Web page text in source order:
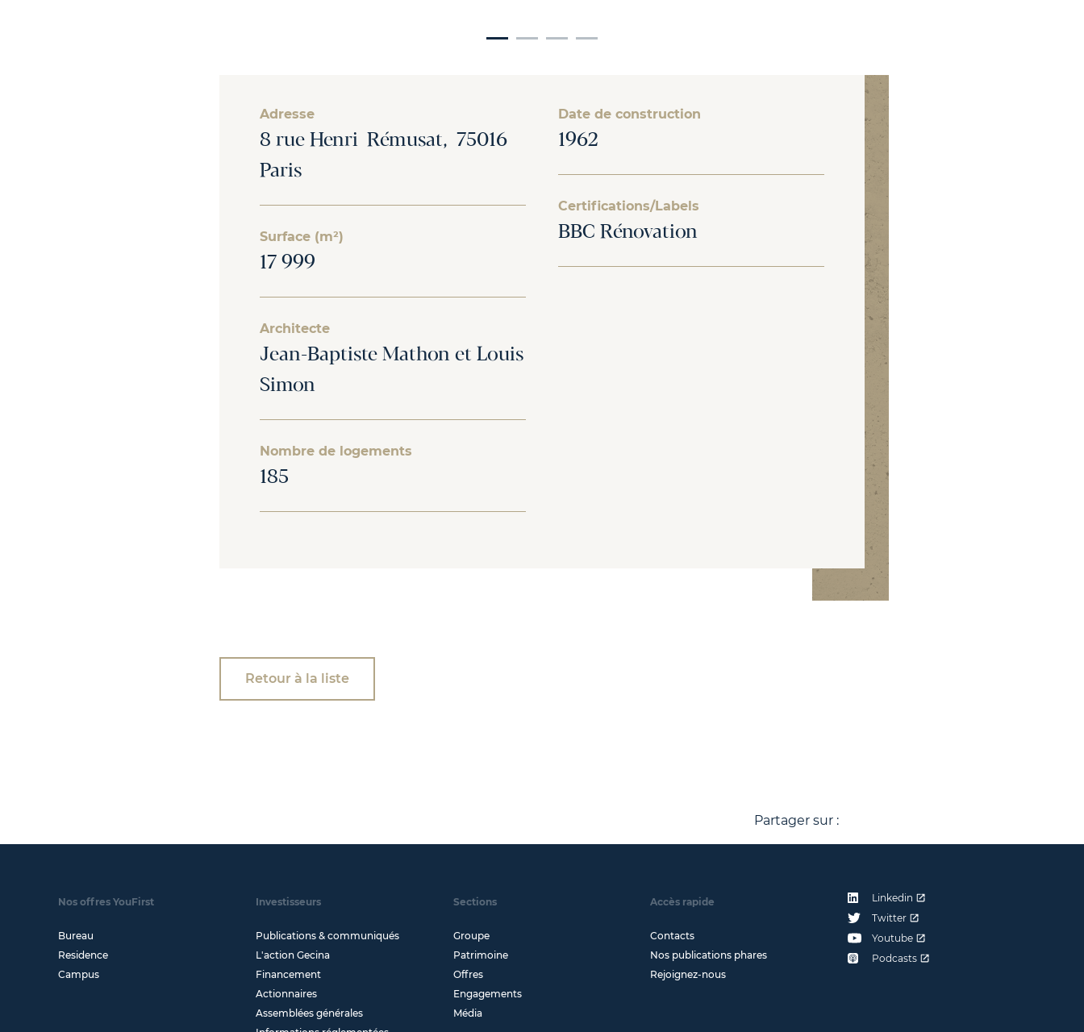
Adresse
8 rue Henri Rémusat, 75016
Paris
Surface (m²)
17 999
Architecte
Jean-Baptiste Mathon et Louis
Simon
Nombre de logements
185
Date de construction
1962
Certifications/Labels
BBC Rénovation
Retour à la liste
Partager sur :
Nos offres YouFirst
Bureau
Residence
Campus
Investisseurs
Publications & communiqués
L'action Gecina
Financement
Actionnaires
Assemblées générales
Sections
Groupe
Patrimoine
Offres
Engagements
Média
Accès rapide
Contacts
Nos publications phares
Rejoignez-nous
Linkedin
Twitter
Youtube
Podcasts